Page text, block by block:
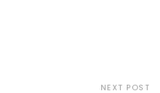
NEXT POST